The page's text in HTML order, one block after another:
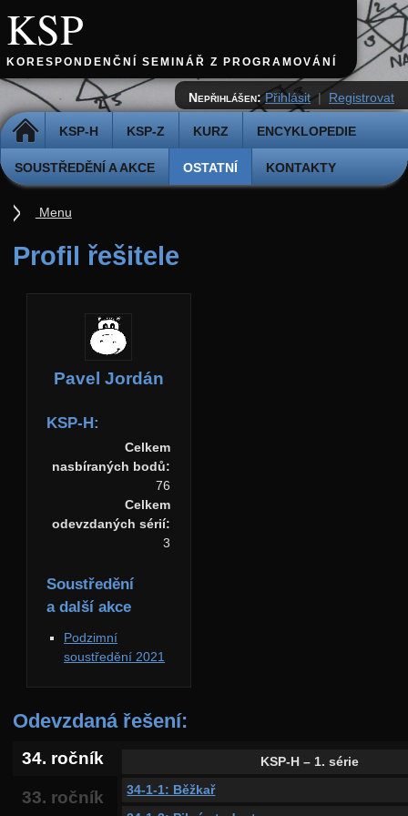
KSP
KORESPONDENČNÍ SEMINÁŘ Z PROGRAMOVÁNÍ
DOMŮ KSP-H KSP-Z KURZ ENCYKLOPEDIE
SOUSTŘEDĚNÍ A AKCE OSTATNÍ KONTAKTY
Nepřihlášen: Přihlásit | Registrovat
Profil řešitele
Pavel Jordán
KSP-H:
Celkem
nasbíraných bodů:
76
Celkem
odevzdaných sérií:
3
Soustředění
a další akce
Podzimní
soustředění 2021
Odevzdaná řešení:
34. ročník
33. ročník
KSP-H – 1. série
34-1-1: Běžkař
Menu